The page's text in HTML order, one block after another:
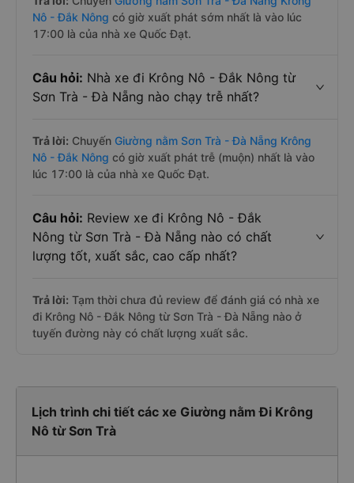
Nô - Đắk Nông có giờ xuất phát sớm nhất là vào lúc
17:00 là của nhà xe Quốc Đạt.
Câu hỏi: Nhà xe đi Krông Nô - Đắk Nông từ
Sơn Trà - Đà Nẵng nào chạy trễ nhất?
Trả lời: Chuyến Giường nằm Sơn Trà - Đà Nẵng Krông
Nô - Đắk Nông có giờ xuất phát trễ (muộn) nhất là vào
lúc 17:00 là của nhà xe Quốc Đạt.
Câu hỏi: Review xe đi Krông Nô - Đắk
Nông từ Sơn Trà - Đà Nẵng nào có chất
lượng tốt, xuất sắc, cao cấp nhất?
Trả lời: Tạm thời chưa đủ review để đánh giá có nhà xe
đi Krông Nô - Đắk Nông từ Sơn Trà - Đà Nẵng nào ở
tuyến đường này có chất lượng xuất sắc.
Lịch trình chi tiết các xe Giường nằm Đi Krông
Nô từ Sơn Trà